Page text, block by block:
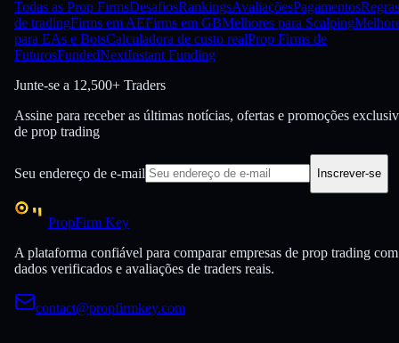
Todas as Prop FirmsDesafiosRankingsAvaliaçõesPagamentosRegras
de tradingFirms em AEFirms em GBMelhores para Scalping
para EAs e BotsCalculadora de custo realProp Firms de
FuturosFundedNextInstant Funding
Junte-se a 12,500+ Traders
Assine para receber as últimas notícias, ofertas e promoções
de prop trading
Seu endereço de e-mail Inscrever-se
PropFirm Key
A plataforma confiável para comparar empresas de prop trading com
dados verificados e avaliações de traders reais.
contact@propfirmkey.com